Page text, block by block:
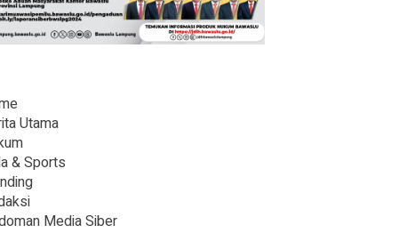
Utama
& Sports
Media Siber